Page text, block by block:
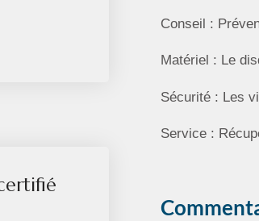
Conseil :
Matériel : Le
Sécurité : Les
Service :